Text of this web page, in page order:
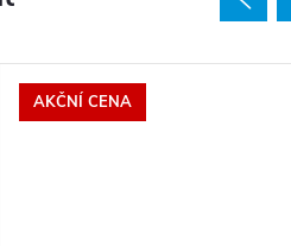
AKČNÍ CENA